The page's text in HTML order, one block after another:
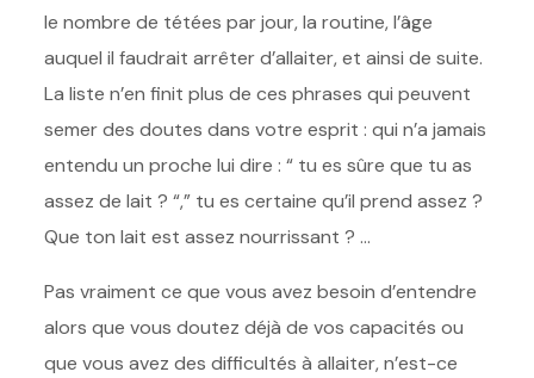
le nombre de tétées par jour, la routine, l’âge
auquel il faudrait arrêter d’allaiter, et ainsi de suite.
La liste n’en finit plus de ces phrases qui peuvent
semer des doutes dans votre esprit : qui n’a jamais
entendu un proche lui dire : “ tu es sûre que tu as
assez de lait ? “,” tu es certaine qu’il prend assez ?
Que ton lait est assez nourrissant ? …
Pas vraiment ce que vous avez besoin d’entendre
alors que vous doutez déjà de vos capacités ou
que vous avez des difficultés à allaiter, n’est-ce